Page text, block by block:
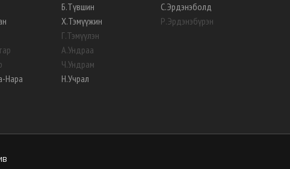
Нара
Б.Түвшин
Х.Тэмүүжин
Г.Тэмүүлэн
А.Ундраа
Ч.Ундрам
Н.Учрал
С.Эрдэнэболд
Р.Эрдэнэбүрэн